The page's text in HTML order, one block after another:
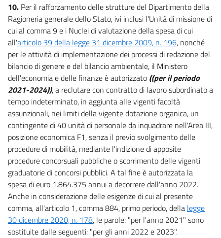
10. Per il rafforzamento delle strutture del Dipartimento della
Ragioneria generale dello Stato, ivi inclusi l'Unità di missione di
cui al comma 9 e i Nuclei di valutazione della spesa di cui
all'articolo 39 della legge 31 dicembre 2009, n. 196, nonché
per le attività di implementazione dei processi di redazione del
bilancio di genere e del bilancio ambientale, il Ministero
dell'economia e delle finanze è autorizzato ((per il periodo
2021-2024)), a reclutare con contratto di lavoro subordinato a
tempo indeterminato, in aggiunta alle vigenti facoltà
assunzionali, nei limiti della vigente dotazione organica, un
contingente di 40 unità di personale da inquadrare nell'Area III,
posizione economica F1, senza il previo svolgimento delle
procedure di mobilità, mediante l'indizione di apposite
procedure concorsuali pubbliche o scorrimento delle vigenti
graduatorie di concorsi pubblici. A tal fine è autorizzata la
spesa di euro 1.864.375 annui a decorrere dall'anno 2022.
Anche in considerazione delle esigenze di cui al presente
comma, all'articolo 1, comma 884, primo periodo, della legge
30 dicembre 2020, n. 178, le parole: "per l'anno 2021" sono
sostituite dalle seguenti: "per gli anni 2022 e 2023".